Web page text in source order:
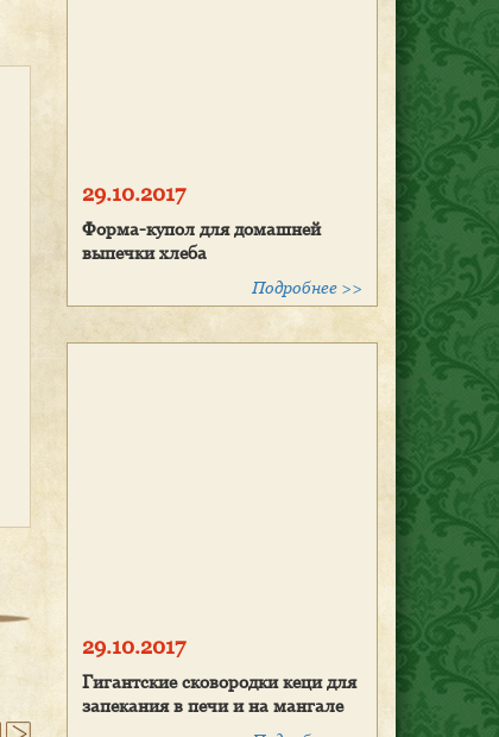
29.10.2017
Форма-купол для домашней
выпечки хлеба
Подробнее >>
29.10.2017
Гигантские сковородки кеци для
запекания в печи и на мангале